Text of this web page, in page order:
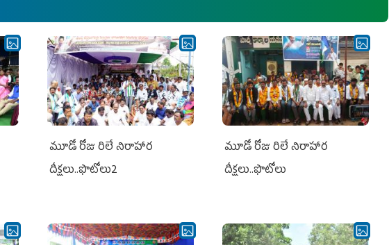
మూడో రోజు రిలే నిరాహార
దీక్షలు..ఫొటోలు2
మూడో రోజు రిలే నిరాహార
దీక్షలు..ఫొటోలు